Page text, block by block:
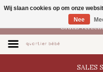
NL
Gratis
SALES
Wij slaan cookies op om onze
Nee